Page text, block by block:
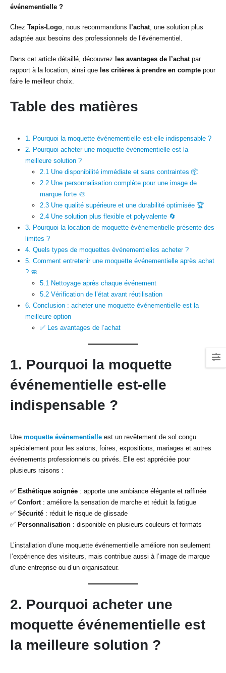
événementielle ?
Chez Tapis-Logo, nous recommandons l’achat, une solution plus
adaptée aux besoins des professionnels de l’événementiel.
Dans cet article détaillé, découvrez les avantages de l’achat par
rapport à la location, ainsi que les critères à prendre en compte pour
faire le meilleur choix.
Table des matières
1. Pourquoi la moquette événementielle est-elle indispensable ?
2. Pourquoi acheter une moquette événementielle est la
meilleure solution ?
2.1 Une disponibilité immédiate et sans contraintes 📦
2.2 Une personnalisation complète pour une image de
marque forte 🎨
2.3 Une qualité supérieure et une durabilité optimisée 🏆
2.4 Une solution plus flexible et polyvalente 🔄
3. Pourquoi la location de moquette événementielle présente des
limites ?
4. Quels types de moquettes événementielles acheter ?
5. Comment entretenir une moquette événementielle après achat
? 🧼
5.1 Nettoyage après chaque événement
5.2 Vérification de l’état avant réutilisation
6. Conclusion : acheter une moquette événementielle est la
meilleure option
✅ Les avantages de l’achat
1. Pourquoi la moquette
événementielle est-elle
indispensable ?
Une moquette événementielle est un revêtement de sol conçu
spécialement pour les salons, foires, expositions, mariages et autres
événements professionnels ou privés. Elle est appréciée pour
plusieurs raisons :
✅ Esthétique soignée : apporte une ambiance élégante et raffinée
✅ Confort : améliore la sensation de marche et réduit la fatigue
✅ Sécurité : réduit le risque de glissade
✅ Personnalisation : disponible en plusieurs couleurs et formats
L’installation d’une moquette événementielle améliore non seulement
l’expérience des visiteurs, mais contribue aussi à l’image de marque
d’une entreprise ou d’un organisateur.
2. Pourquoi acheter une
moquette événementielle est
la meilleure solution ?